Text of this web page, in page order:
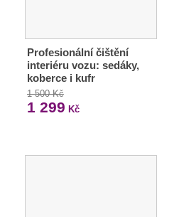
Profesionální čištění
interiéru vozu: sedáky,
koberce i kufr
1 500 Kč
1 299 Kč